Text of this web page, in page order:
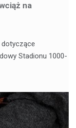
na
dotyczące
Stadionu 1000-